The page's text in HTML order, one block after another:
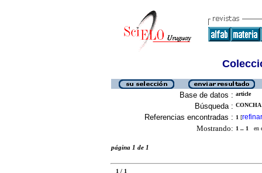
Base de datos : article
Búsqueda :
Referencias encontradas : 1 [refinar
Mostrando: 1 .. 1 en
página 1 de 1
1 / 1